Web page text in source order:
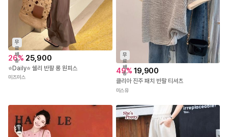
무
료
배
송
26% 25,900
⭐Daily⭐ 쉘리 반팔 롱 원피스
미즈미스
무
료
배
송
49% 19,900
클리아 진주 패치 반팔 티셔츠
미스유